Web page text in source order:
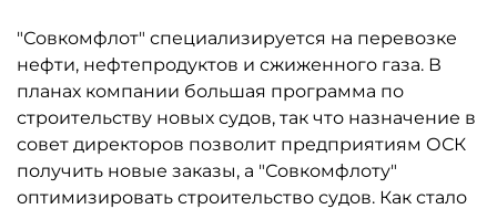
"Совкомфлот" специализируется на перевозке
нефти, нефтепродуктов и сжиженного газа. В
планах компании большая программа по
строительству новых судов, так что назначение в
совет директоров позволит предприятиям ОСК
получить новые заказы, а "Совкомфлоту"
оптимизировать строительство судов. Как стало